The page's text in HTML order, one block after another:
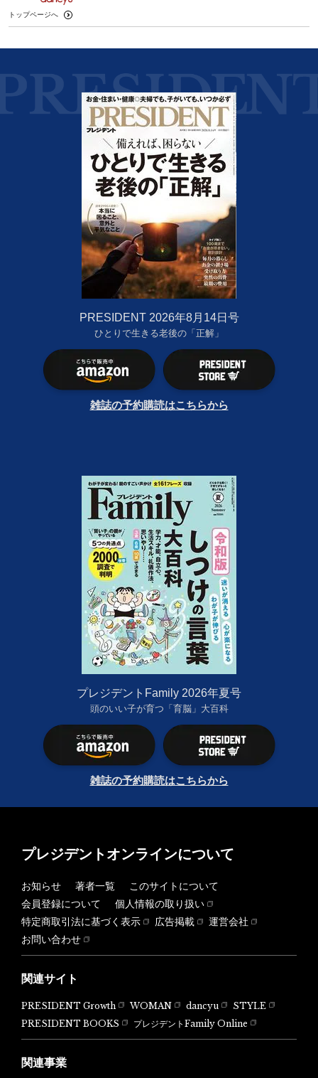
トップページへ
PRESIDENT 2026年8月14日号
ひとりで生きる老後の「正解」
雑誌の予約購読はこちらから
プレジデントFamily 2026年夏号
頭のいい子が育つ「育脳」大百科
雑誌の予約購読はこちらから
プレジデントオンラインについて
お知らせ 著者一覧
このサイトについて
会員登録について
個人情報の取り扱い
特定商取引法に基づく表示
広告掲載
運営会社
お問い合わせ
関連サイト
PRESIDENT Growth WOMAN dancyu
STYLE
PRESIDENT BOOKS
プレジデントFamily Online
関連事業